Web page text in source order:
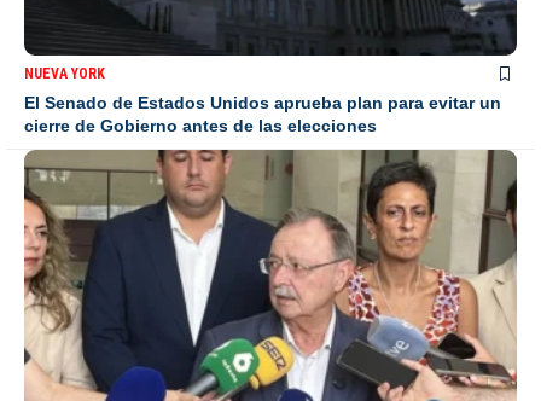
NUEVA YORK
El Senado de Estados Unidos aprueba plan para evitar un
cierre de Gobierno antes de las elecciones